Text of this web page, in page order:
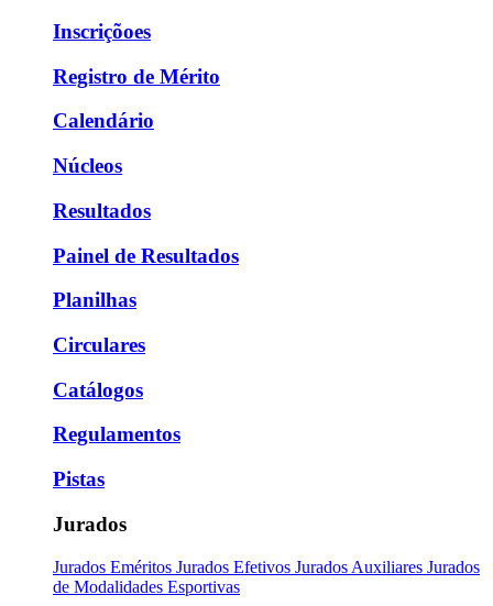
Inscriçõoes
Registro de Mérito
Calendário
Núcleos
Resultados
Painel de Resultados
Planilhas
Circulares
Catálogos
Regulamentos
Pistas
Jurados
Jurados Eméritos Jurados Efetivos Jurados Auxiliares Jurados
de Modalidades Esportivas